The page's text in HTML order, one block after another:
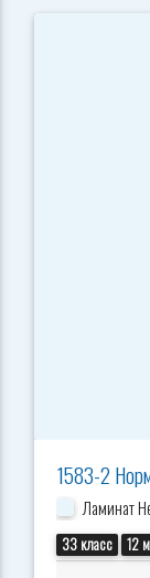
1583-2
Ламинат
33 класс 12